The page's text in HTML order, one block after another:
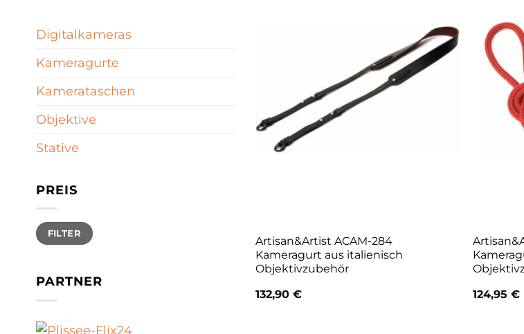
Digitalkameras
Kameragurte
Kamerataschen
Objektive
Stative
PREIS
Min.
Preis
Max.
PreisFILTER
PARTNER
Artisan&Artist ACAM-284
Kameragurt aus italienisch
Objektivzubehör
132,90€
124,95€